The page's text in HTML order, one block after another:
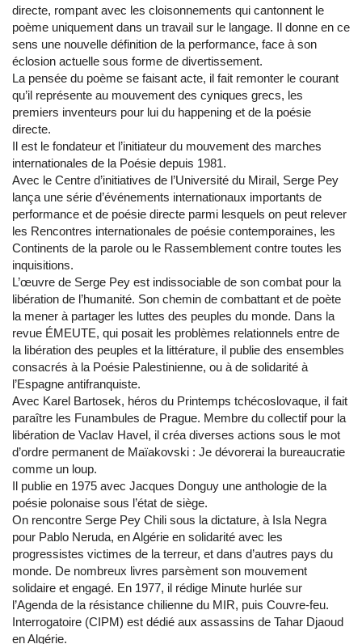
directe, rompant avec les cloisonnements qui cantonnent le
poème uniquement dans un travail sur le langage. Il donne en ce
sens une nouvelle définition de la performance, face à son
éclosion actuelle sous forme de divertissement.
La pensée du poème se faisant acte, il fait remonter le courant
qu’il représente au mouvement des cyniques grecs, les
premiers inventeurs pour lui du happening et de la poésie
directe.
Il est le fondateur et l’initiateur du mouvement des marches
internationales de la Poésie depuis 1981.
Avec le Centre d’initiatives de l’Université du Mirail, Serge Pey
lança une série d’événements internationaux importants de
performance et de poésie directe parmi lesquels on peut relever
les Rencontres internationales de poésie contemporaines, les
Continents de la parole ou le Rassemblement contre toutes les
inquisitions.
L’œuvre de Serge Pey est indissociable de son combat pour la
libération de l’humanité. Son chemin de combattant et de poète
la mener à partager les luttes des peuples du monde. Dans la
revue ÉMEUTE, qui posait les problèmes relationnels entre de
la libération des peuples et la littérature, il publie des ensembles
consacrés à la Poésie Palestinienne, ou à de solidarité à
l’Espagne antifranquiste.
Avec Karel Bartosek, héros du Printemps tchécoslovaque, il fait
paraître les Funambules de Prague. Membre du collectif pour la
libération de Vaclav Havel, il créa diverses actions sous le mot
d’ordre permanent de Maïakovski : Je dévorerai la bureaucratie
comme un loup.
Il publie en 1975 avec Jacques Donguy une anthologie de la
poésie polonaise sous l’état de siège.
On rencontre Serge Pey Chili sous la dictature, à Isla Negra
pour Pablo Neruda, en Algérie en solidarité avec les
progressistes victimes de la terreur, et dans d’autres pays du
monde. De nombreux livres parsèment son mouvement
solidaire et engagé. En 1977, il rédige Minute hurlée sur
l’Agenda de la résistance chilienne du MIR, puis Couvre-feu.
Interrogatoire (CIPM) est dédié aux assassins de Tahar Djaoud
en Algérie.